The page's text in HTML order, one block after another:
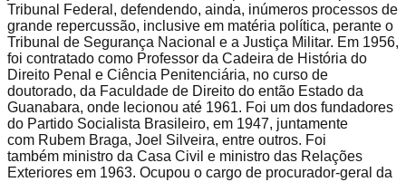
Tribunal Federal, defendendo, ainda, inúmeros processos de
grande repercussão, inclusive em matéria política, perante o
Tribunal de Segurança Nacional e a Justiça Militar. Em 1956,
foi contratado como Professor da Cadeira de História do
Direito Penal e Ciência Penitenciária, no curso de
doutorado, da Faculdade de Direito do então Estado da
Guanabara, onde lecionou até 1961. Foi um dos fundadores
do Partido Socialista Brasileiro, em 1947, juntamente
com Rubem Braga, Joel Silveira, entre outros. Foi
também ministro da Casa Civil e ministro das Relações
Exteriores em 1963. Ocupou o cargo de procurador-geral da